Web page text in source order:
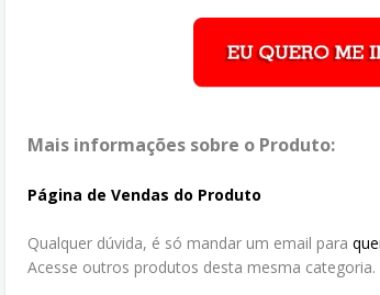
Mais informações sobre o Produto:
Página de Vendas do Produto
Qualquer dúvida, é só mandar um email para
Acesse outros produtos desta mesma categoria.